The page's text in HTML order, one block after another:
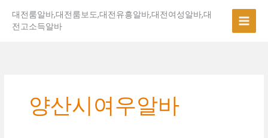
대전룸알바,대전룸보도,대전유흥알바,대전여성알바,대
전고소득알바
양산시여우알바